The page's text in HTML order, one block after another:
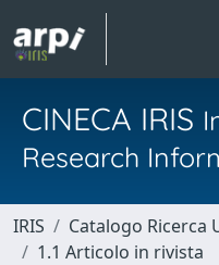
CINECA IRIS
Research
IRIS Catalogo Ricerca
1.1 Articolo in rivista